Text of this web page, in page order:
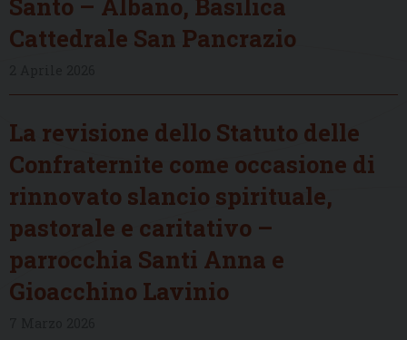
Santo – Albano, Basilica
Cattedrale San Pancrazio
La revisione dello Statuto delle
Confraternite come occasione di
rinnovato slancio spirituale,
pastorale e caritativo –
parrocchia Santi Anna e
Gioacchino Lavinio